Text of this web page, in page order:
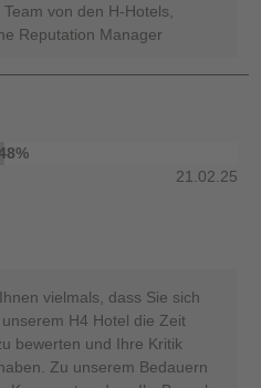
von den H-Hotels,
Reputation Manager
21.02.25
vielmals, dass Sie sich
H4 Hotel die Zeit
bewerten und Ihre Kritik
Zu unserem Bedauern